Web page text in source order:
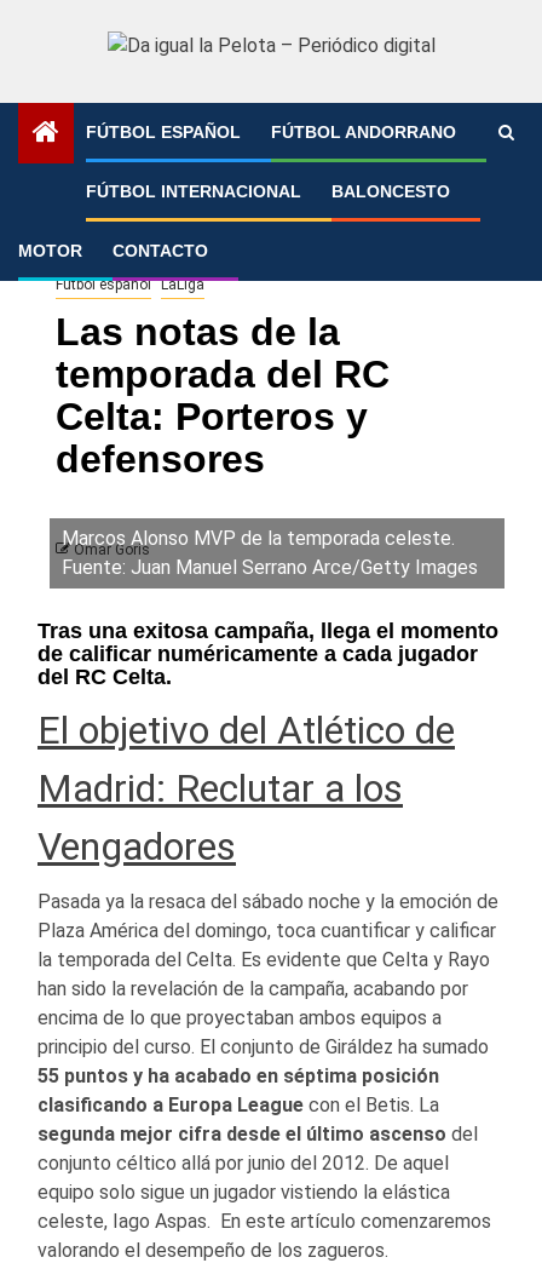
FÚTBOL ESPAÑOL FÚTBOL ANDORRANO
FÚTBOL INTERNACIONAL BALONCESTO
MOTOR CONTACTO
»
Fútbol español LaLiga
Las notas de la
temporada del RC
Celta: Porteros y
defensores
Omar Goris
Marcos Alonso MVP de la temporada celeste.
Fuente: Juan Manuel Serrano Arce/Getty Images
Tras una exitosa campaña, llega el momento
de calificar numéricamente a cada jugador
del RC Celta.
El objetivo del Atlético de
Madrid: Reclutar a los
Vengadores
Pasada ya la resaca del sábado noche y la emoción de
Plaza América del domingo, toca cuantificar y calificar
la temporada del Celta. Es evidente que Celta y Rayo
han sido la revelación de la campaña, acabando por
encima de lo que proyectaban ambos equipos a
principio del curso. El conjunto de Giráldez ha sumado
55 puntos y ha acabado en séptima posición
clasificando a Europa League con el Betis. La
segunda mejor cifra desde el último ascenso del
conjunto céltico allá por junio del 2012. De aquel
equipo solo sigue un jugador vistiendo la elástica
celeste, Iago Aspas. En este artículo comenzaremos
valorando el desempeño de los zagueros.